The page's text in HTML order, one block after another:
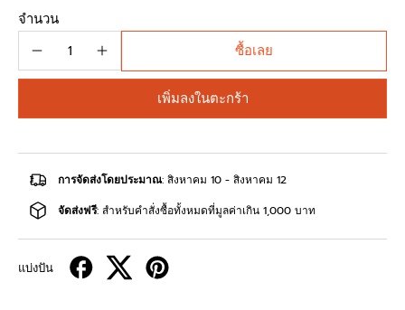
จำนวน
เพิ่มลงในตะกร้า
ซื้อเลย
การจัดส่งโดยประมาณ: สิงหาคม 10 - สิงหาคม 12
จัดส่งฟรี: สำหรับคำสั่งซื้อทั้งหมดที่มูลค่าเกิน 1,000 บาท
แบ่งปัน